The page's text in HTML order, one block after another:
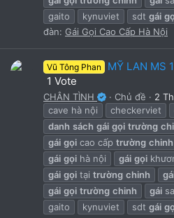
gaito
kynuviet sdt gái
đàn: Gái Gọi Cao Cấp Hà Nội
Vũ Tông Phan MỸ LAN MS
1 Vote
CHÂN TÌNH Chủ đề
2
cave hà nội
checkerviet
danh sách gái gọi trường
gái gọi cao cấp trường chinh
gái gọi hà nội gái gọi
gái gọi tại trường chinh
gái gọi trường chinh gái
gaito
kynuviet sdt gái